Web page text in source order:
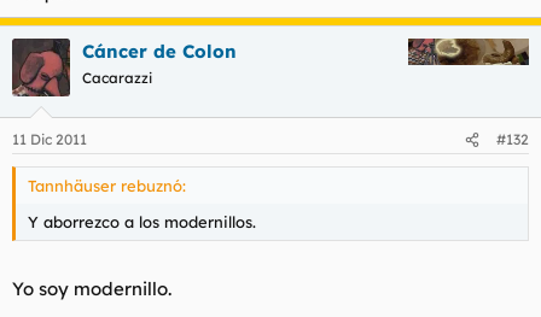
Cáncer de Colon
Cacarazzi
11 Dic 2011 #132
Tannhäuser rebuznó:
Y aborrezco a los modernillos.
Yo soy modernillo.